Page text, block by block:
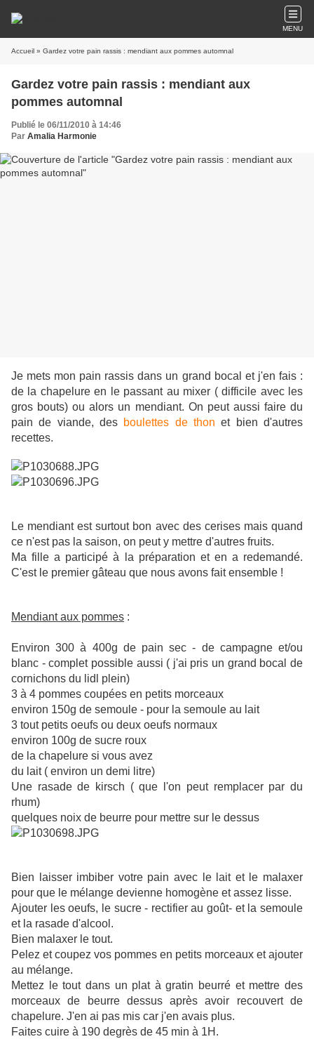
MENU
Accueil » Gardez votre pain rassis : mendiant aux pommes automnal
Gardez votre pain rassis : mendiant aux
pommes automnal
Publié le 06/11/2010 à 14:46
Par Amalia Harmonie
Je mets mon pain rassis dans un grand bocal et j'en fais :
de la chapelure en le passant au mixer ( difficile avec les
gros bouts) ou alors un mendiant. On peut aussi faire du
pain de viande, des boulettes de thon et bien d'autres
recettes.
Le mendiant est surtout bon avec des cerises mais quand
ce n'est pas la saison, on peut y mettre d'autres fruits.
Ma fille a participé à la préparation et en a redemandé.
C'est le premier gâteau que nous avons fait ensemble !
Mendiant aux pommes :
Environ 300 à 400g de pain sec - de campagne et/ou
blanc - complet possible aussi ( j'ai pris un grand bocal de
cornichons du lidl plein)
3 à 4 pommes coupées en petits morceaux
environ 150g de semoule - pour la semoule au lait
3 tout petits oeufs ou deux oeufs normaux
environ 100g de sucre roux
de la chapelure si vous avez
du lait ( environ un demi litre)
Une rasade de kirsch ( que l'on peut remplacer par du
rhum)
quelques noix de beurre pour mettre sur le dessus
Bien laisser imbiber votre pain avec le lait et le malaxer
pour que le mélange devienne homogène et assez lisse.
Ajouter les oeufs, le sucre - rectifier au goût- et la semoule
et la rasade d'alcool.
Bien malaxer le tout.
Pelez et coupez vos pommes en petits morceaux et ajouter
au mélange.
Mettez le tout dans un plat à gratin beurré et mettre des
morceaux de beurre dessus après avoir recouvert de
chapelure. J'en ai pas mis car j'en avais plus.
Faites cuire à 190 degrès de 45 min à 1H.